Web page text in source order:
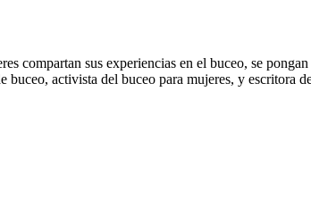
compartan sus experiencias en el buceo, se
buceo, activista del buceo para mujeres, y escritora